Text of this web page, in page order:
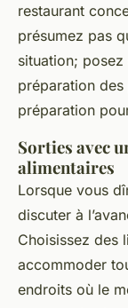
restaurant
présumez pas
situation;
préparation
préparation
Sorties avec
alimentaires
Lorsque vous
discuter à
Choisissez des
accommoder
endroits où le